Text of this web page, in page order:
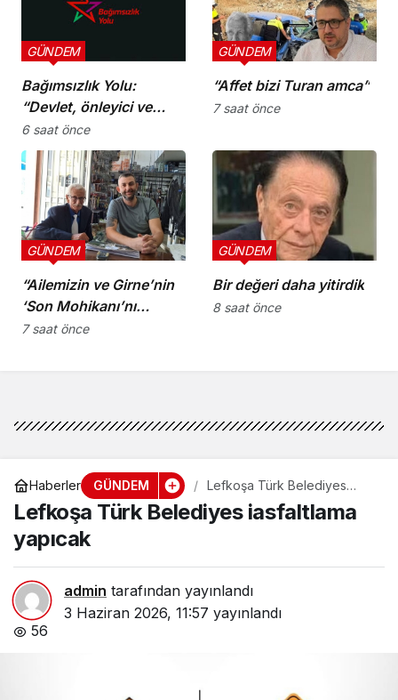
Bağımsızlık Yolu:
“Devlet, önleyici ve
koruyucu
sorumluluklarını yerine
getirmeli”
GÜNDEM
6 saat önce
“Affet bizi Turan amca”
GÜNDEM
7 saat önce
“Ailemizin ve Girne’nin
‘Son Mohikanı’nı
kaybettik”
GÜNDEM
7 saat önce
Bir değeri daha yitirdik
GÜNDEM
8 saat önce
Haberler GÜNDEM
Lefkoşa Türk Belediyes
iasfaltlama yapıcak
Lefkoşa Türk Belediyes iasfaltlama
yapıcak
admin tarafından yayınlandı
3 Haziran 2026, 11:57 yayınlandı
56